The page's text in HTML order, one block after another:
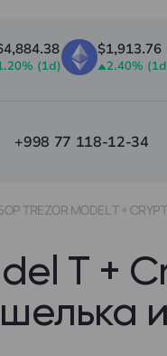
(1d)
$1,913.76
2.40%
+998 77 118-12-34
TREZOR MODEL T +
T +